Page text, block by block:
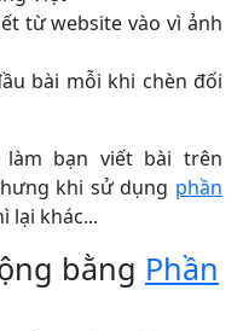
từ website vào vì ảnh
bài mỗi khi chèn đối
bạn viết bài trên
khi sử dụng phần
lại khác...
bằng Phần